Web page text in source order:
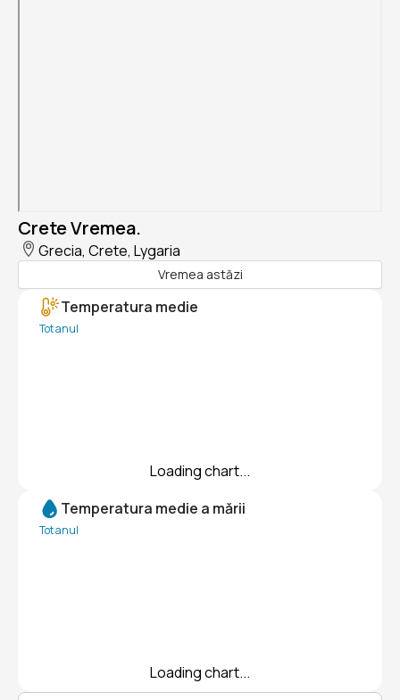
Crete Vremea.
Grecia, Crete, Lygaria
Vremea astăzi
Temperatura medie
Tot anul
Loading chart...
Temperatura medie a mării
Tot anul
Loading chart...